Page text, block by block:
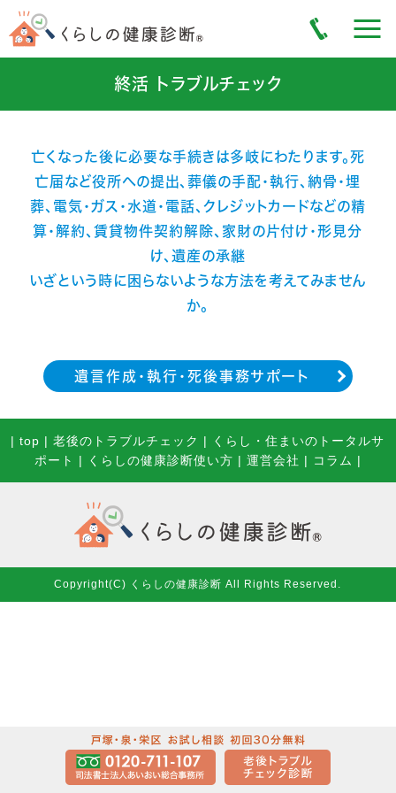
終活 トラブルチェック
亡くなった後に必要な手続きは多岐にわたります。死
亡届など役所への提出、葬儀の手配・執行、納骨・埋
葬、電気・ガス・水道・電話、クレジットカードなどの精
算・解約、賃貸物件契約解除、家財の片付け・形見分
け、遺産の承継
いざという時に困らないような方法を考えてみません
か。
遺言作成・執行・死後事務サポート
| top | 老後のトラブルチェック |
くらし・住まいのトータルサ
ポート
| くらしの健康診断使い方 | 運営会社 | コラム |
Copyright(C) くらしの健康診断 All Rights Reserved.